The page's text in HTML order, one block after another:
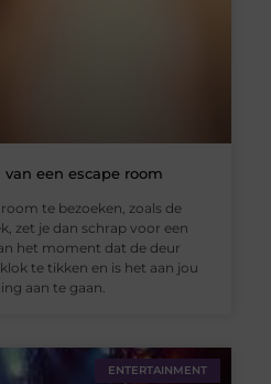
een escape room
te bezoeken, zoals de
zet je dan schrap voor een
het moment dat de deur
te tikken en is het aan jou
aan te gaan.
ENTERTAINMENT